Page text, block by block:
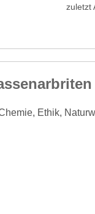
zuletzt
Ethik,